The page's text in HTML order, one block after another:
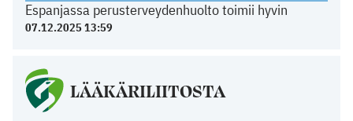
Espanjassa perusterveydenhuolto toimii hyvin
07.12.2025 13:59
LÄÄKÄRILIITOSTA